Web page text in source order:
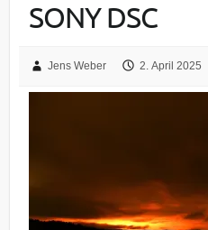
SONY DSC
Jens Weber 2. April 2025